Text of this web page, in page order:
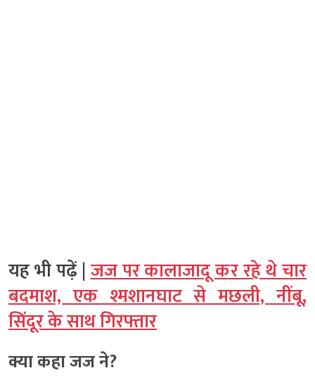
यह भी पढ़ें |जज पर कालाजादू कर रहे थे चार
बदमाश, एक श्मशानघाट से मछली, नींबू,
सिंदूर के साथ गिरफ्तार
क्या कहा जज ने?